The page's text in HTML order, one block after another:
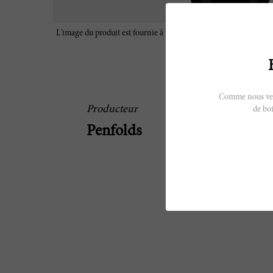
L'image du produit est fournie à titre d'illustration uniquement
Producteur
Penfolds
Comme nous
de